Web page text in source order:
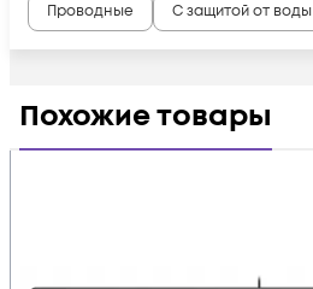
Проводные С защитой от воды
Похожие товары